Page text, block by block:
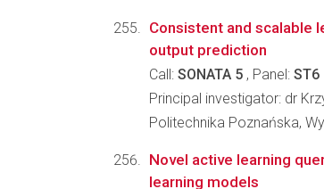
Consistent and scalable
output prediction
Call: SONATA 5 , Panel: ST6
Principal investigator: dr
Politechnika Poznańska,
Novel active learning
learning models